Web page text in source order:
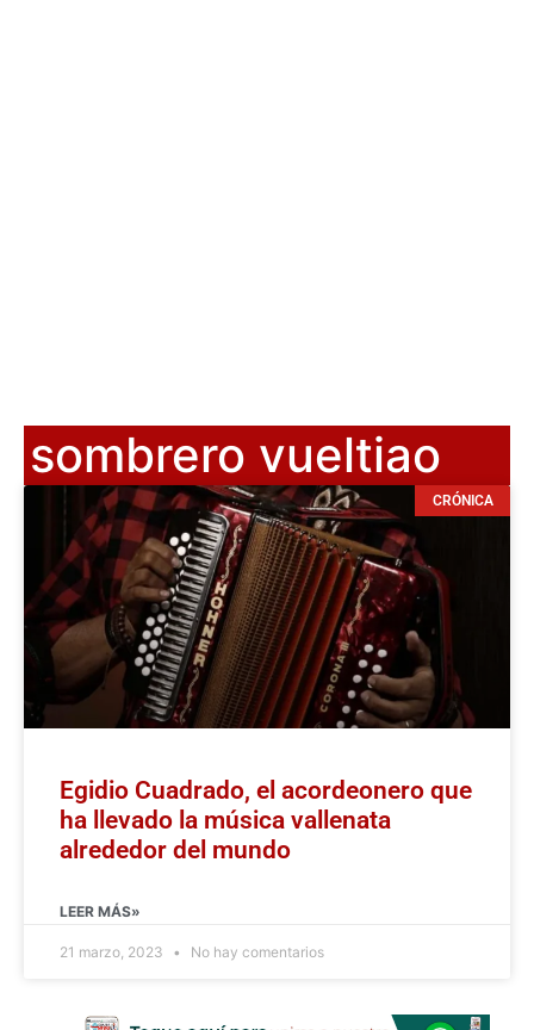
sombrero vueltiao
CRÓNICA
Egidio Cuadrado, el acordeonero que
ha llevado la música vallenata
alrededor del mundo
LEER MÁS»
21 marzo, 2023 No hay comentarios